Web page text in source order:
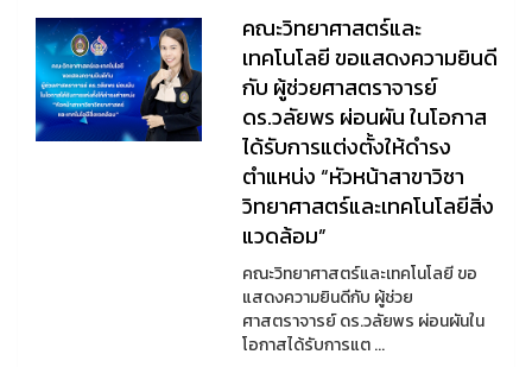
คณะวิทยาศาสตร์และ
เทคโนโลยี ขอแสดงความยินดี
กับ ผู้ช่วยศาสตราจารย์
ดร.วลัยพร ผ่อนผัน ในโอกาส
ได้รับการแต่งตั้งให้ดำรง
ตำแหน่ง “หัวหน้าสาขาวิชา
วิทยาศาสตร์และเทคโนโลยีสิ่ง
แวดล้อม”
คณะวิทยาศาสตร์และเทคโนโลยี ขอ
แสดงความยินดีกับ ผู้ช่วย
ศาสตราจารย์ ดร.วลัยพร ผ่อนผันใน
โอกาสได้รับการแต ...